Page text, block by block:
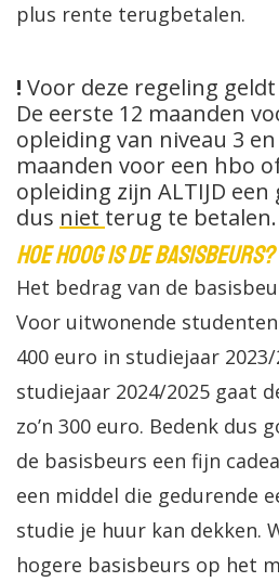
plus rente terugbetalen.
! Voor deze regeling
De eerste 12 maanden
opleiding van niveau 3
maanden voor een hbo
opleiding zijn ALTIJD
dus niet terug te betalen.
Hoe hoog is de basisbeurs?
Het bedrag van de
Voor uitwonende
400 euro in studiejaar
studiejaar 2024/2025 gaat
zo’n 300 euro. Bedenk dus
de basisbeurs een fijn
een middel die gedurende
studie je huur kan dekken.
hogere basisbeurs op het